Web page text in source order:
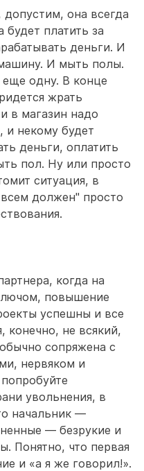
она всегда
будет платить за
деньги. И
И мыть полы.
одну. В конце
жрать
в магазин надо
и некому будет
деньги, оплатить
пол. Ну или просто
ситуация, в
всем должен" просто
когда на
повышение
успешны и все
конечно, не всякий,
сопряжена с
нервяком и
увольнения, в
начальник —
— безрукие и
Понятно, что первая
и «а я же говорил!».